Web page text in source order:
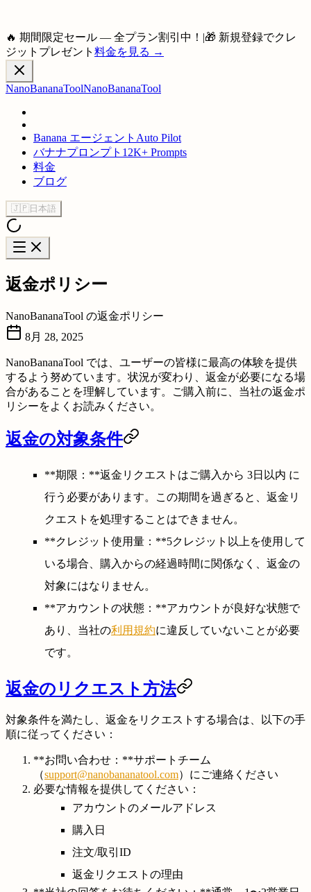
🔥 期間限定セール — 全プラン割引中！ |🎁 新規登録でクレ
ジットプレゼント 料金を見る →
NanoBananaToolNanoBananaTool
Banana エージェント Auto Pilot
バナナプロンプト 12K+ Prompts
料金
ブログ
🇯🇵 日本語
返金ポリシー
NanoBananaTool の返金ポリシー
8月 28, 2025
NanoBananaTool では、ユーザーの皆様に最高の体験を提供
するよう努めています。状況が変わり、返金が必要になる場
合があることを理解しています。ご購入前に、当社の返金ポ
リシーをよくお読みください。
返金の対象条件
**期限：**返金リクエストはご購入から 3日以内 に
行う必要があります。この期間を過ぎると、返金リ
クエストを処理することはできません。
**クレジット使用量：**5クレジット以上を使用して
いる場合、購入からの経過時間に関係なく、返金の
対象にはなりません。
**アカウントの状態：**アカウントが良好な状態で
あり、当社の利用規約に違反していないことが必要
です。
返金のリクエスト方法
対象条件を満たし、返金をリクエストする場合は、以下の手
順に従ってください：
**お問い合わせ：**サポートチーム
（support@nanobananatool.com）にご連絡ください
必要な情報を提供してください：
アカウントのメールアドレス
購入日
注文/取引ID
返金リクエストの理由